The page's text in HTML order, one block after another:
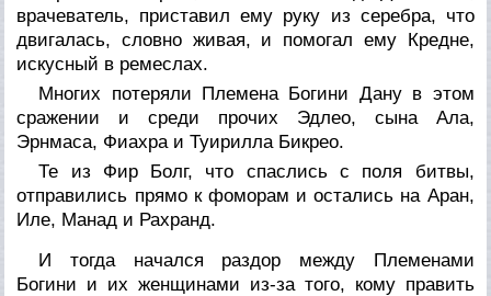
врачеватель, приставил ему руку из серебра, что
двигалась, словно живая, и помогал ему Кредне,
искусный в ремеслах.
Многих потеряли Племена Богини Дану в этом
сражении и среди прочих Эдлео, сына Ала,
Эрнмаса, Фиахра и Туирилла Бикрео.
Те из Фир Болг, что спаслись с поля битвы,
отправились прямо к фоморам и остались на Аран,
Иле, Манад и Рахранд.
И тогда начался раздор между Племенами
Богини и их женщинами из-за того, кому править